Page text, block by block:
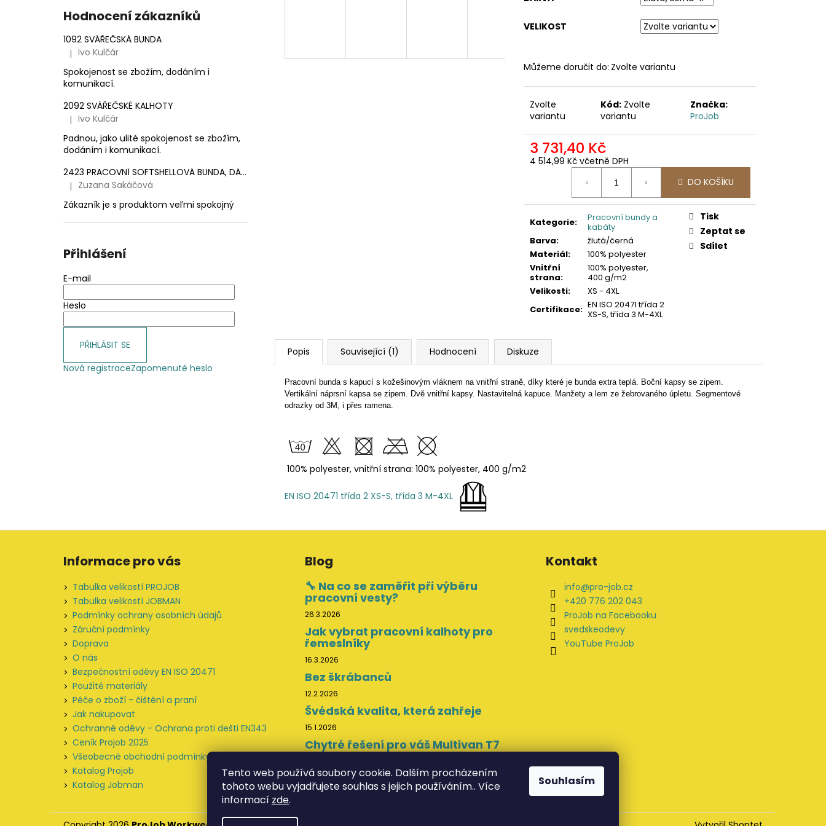
Tento web používá soubory cookie. Dalším procházením
tohoto webu vyjadřujete souhlas s jejich používáním.. Více
informací zde.
Souhlasím
Hodnocení zákazníků
1092 SVÁŘEČSKÁ BUNDA
Hodnocení produktu je 5 z 5 hvězdiček.
| Ivo Kulčár
Spokojenost se zbožím, dodáním i
komunikací.
2092 SVÁŘEČSKÉ KALHOTY
Hodnocení produktu je 5 z 5 hvězdiček.
| Ivo Kulčár
Padnou, jako ulité spokojenost se zbožím,
dodáním i komunikací.
2423 PRACOVNÍ SOFTSHELLOVÁ BUNDA, DÁMSKÁ
Hodnocení produktu je 5 z 5 hvězdiček.
| Zuzana Sakáčová
Zákazník je s produktom veľmi spokojný
Přihlášení
E-mail
Heslo
PŘIHLÁSIT SE
Nová registraceZapomenuté heslo
VELIKOST
Můžeme doručit do: Zvolte variantu
Zvolte
variantu
Kód: Zvolte
variantu
Značka:
ProJob
3 731,40 Kč
4 514,99 Kč včetně DPH
DO KOŠÍKU
Kategorie:
Pracovní bundy a
kabáty
Barva:
žlutá/černá
Materiál:
100% polyester
Vnitřní
strana:
100% polyester,
400 g/m2
Velikosti:
XS - 4XL
Certifikace: EN ISO 20471 třída 2
XS-S, třída 3 M-4XL
Tisk
Zeptat se
Sdílet
Popis Související (1) Hodnocení Diskuze
Pracovní bunda s kapucí s kožešinovým vláknem na vnitřní straně, díky které je bunda extra teplá. Boční kapsy se zipem.
Vertikální náprsní kapsa se zipem. Dvě vnitřní kapsy. Nastavitelná kapuce. Manžety a lem ze žebrovaného úpletu. Segmentové
odrazky od 3M, i přes ramena.
100% polyester, vnitřní strana: 100% polyester, 400 g/m2
EN ISO 20471 třída 2 XS-S, třída 3 M-4XL
Informace pro vás
Tabulka velikostí PROJOB
Tabulka velikostí JOBMAN
Podmínky ochrany osobních údajů
Záruční podmínky
Doprava
O nás
Bezpečnostní oděvy EN ISO 20471
Použité materiály
Péče o zboží - čištění a praní
Jak nakupovat
Ochranné oděvy - Ochrana proti dešti EN343
Ceník Projob 2025
Všeobecné obchodní podmínky
Katalog Projob
Katalog Jobman
Blog
🔧 Na co se zaměřit při výběru
pracovní vesty?
26.3.2026
Jak vybrat pracovní kalhoty pro
řemeslníky
16.3.2026
Bez škrábanců
12.2.2026
Švédská kvalita, která zahřeje
15.1.2026
Chytré řešení pro váš Multivan T7
Kontakt
info@pro-job.cz
+420 776 202 043
ProJob na Facebooku
svedskeodevy
YouTube ProJob